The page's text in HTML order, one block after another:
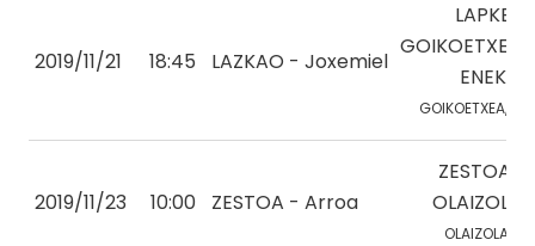
2019/11/21 18:45 LAZKAO - Joxemiel
LAPKE-
GOIKOETXEA
ENEKO
GOIKOETXEA, E.
2019/11/23 10:00 ZESTOA - Arroa
ZESTOA-
OLAIZOLA
OLAIZOLA, I.